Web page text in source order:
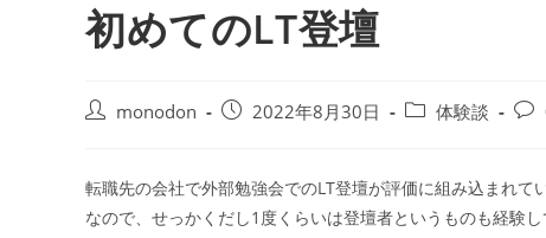
初めてのLT登壇
投
monodon
投
開
日:
2022年8月30日
投
テ
ゴ
体験談
投
メ
ン
転職先の会社で外部勉強会でのLT登壇が評価に組み込まれて
なので、せっかくだし1度くらいは登壇者というものも経験